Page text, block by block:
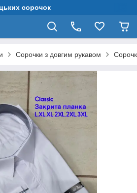
сорочок
Сорочки з довгим рукавом